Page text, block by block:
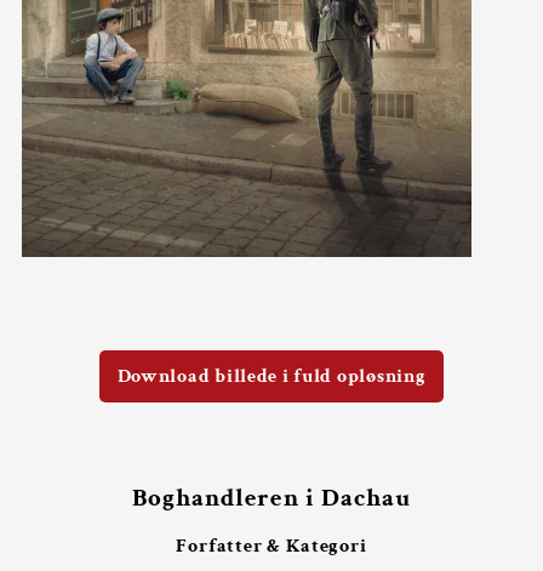
Download billede i fuld opløsning
Boghandleren i Dachau
Forfatter & Kategori